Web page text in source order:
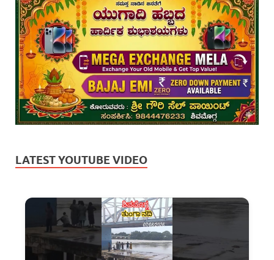
LATEST YOUTUBE VIDEO